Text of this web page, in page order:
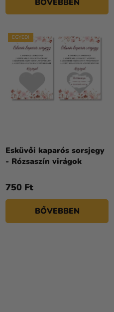
BŐVEBBEN
EGYEDI
Esküvői kaparós sorsjegy
- Rózsaszín virágok
750 Ft
BŐVEBBEN